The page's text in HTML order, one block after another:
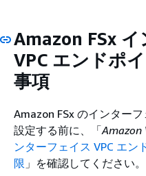
Amazon FSx
VPC エンドポ
事項
Amazon FSx のインター
設定する前に、「Amazon
ンターフェイス VPC エン
限 」を確認してください。